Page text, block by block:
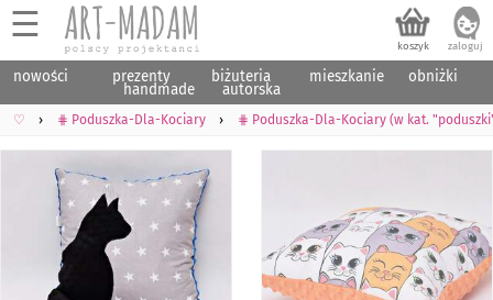
☰
nowości prezenty
handmade
biżuteria
autorska
mieszkanie obniżki
♡ ⋕ Poduszka-Dla-Kociary ⋕ Poduszka-Dla-Kociary (w kat.